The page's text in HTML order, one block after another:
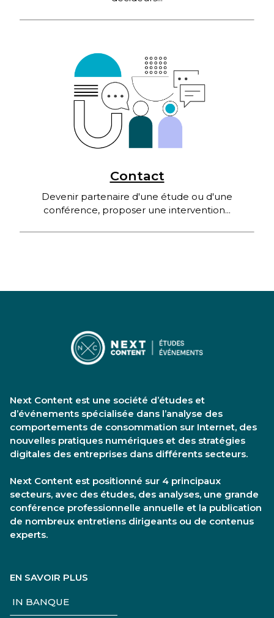
Contact
Devenir partenaire d'une étude ou d'une
conférence, proposer une intervention...
Next Content est une société d’études et
d’événements spécialisée dans l’analyse des
comportements de consommation sur Internet, des
nouvelles pratiques numériques et des stratégies
digitales des entreprises dans différents secteurs.
Next Content est positionné sur 4 principaux
secteurs, avec des études, des analyses, une grande
conférence professionnelle annuelle et la publication
de nombreux entretiens dirigeants ou de contenus
experts.
EN SAVOIR PLUS
IN BANQUE